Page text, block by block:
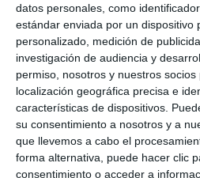
datos personales, como
estándar enviada por un dispositivo
personalizado, medición de
investigación de audiencia y
permiso, nosotros y nuestros
localización geográfica precisa e
características de dispositivos.
su consentimiento a nosotros y a
que llevemos a cabo el
forma alternativa, puede hacer clic
consentimiento o acceder a
El
orla de la
ACTUALIDAD
La
Cudeca un
2.800 euros
ACTUALIDAD